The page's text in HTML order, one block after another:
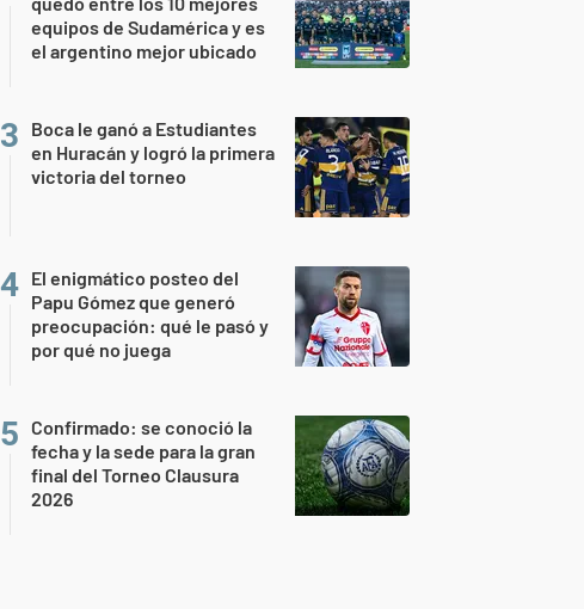
equipos de Sudamérica y es
el argentino mejor ubicado
Boca le ganó a Estudiantes
en Huracán y logró la primera
victoria del torneo
El enigmático posteo del
Papu Gómez que generó
preocupación: qué le pasó y
por qué no juega
Confirmado: se conoció la
fecha y la sede para la gran
final del Torneo Clausura
2026